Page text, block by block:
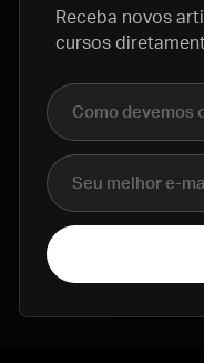
Receba novos
cursos
Nome completo
E-mail